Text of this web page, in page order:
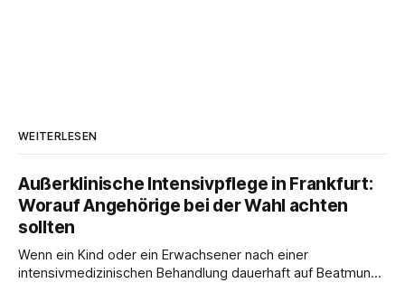
WEITERLESEN
Außerklinische Intensivpflege in Frankfurt:
Worauf Angehörige bei der Wahl achten
sollten
Wenn ein Kind oder ein Erwachsener nach einer
intensivmedizinischen Behandlung dauerhaft auf Beatmung